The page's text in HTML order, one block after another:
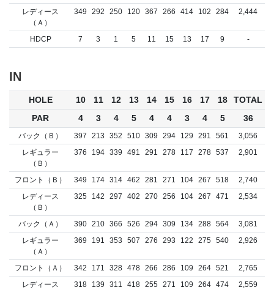
レディース
（Ａ）
349 292 250 120 367 266 414 102 284 2,444
HDCP 7 3 1 5 11 15 13 17 9 -
IN
HOLE 10 11 12 13 14 15 16 17 18
TOTAL
PAR
4 3 4 5 4 4 3 4 5 36
バック（Ｂ） 397 213 352 510 309 294 129 291 561
3,056
レギュラー
（Ｂ）
376 194 339 491 291 278 117 278 537 2,901
フロント（Ｂ） 349 174 314 462 281 271 104 267 518
2,740
レディース
（Ｂ）
325 142 297 402 270 256 104 267 471 2,534
バック（Ａ） 390 210 366 526 294 309 134 288 564
3,081
レギュラー
（Ａ）
369 191 353 507 276 293 122 275 540 2,926
フロント（Ａ） 342 171 328 478 266 286 109 264 521
2,765
レディース
318 139 311 418 255 271 109 264 474 2,559